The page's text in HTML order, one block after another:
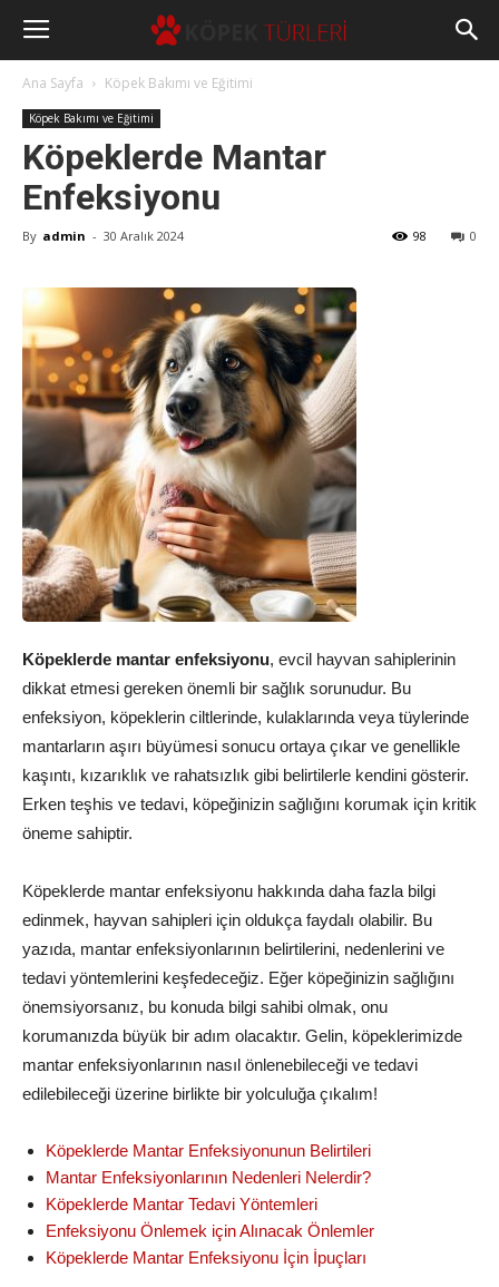
Ana Sayfa Köpek Bakımı ve Eğitimi
Köpek Bakımı ve Eğitimi
Köpeklerde Mantar
Enfeksiyonu
By admin - 30 Aralık 2024 0
98
Köpeklerde mantar enfeksiyonu, evcil hayvan sahiplerinin
dikkat etmesi gereken önemli bir sağlık sorunudur. Bu
enfeksiyon, köpeklerin ciltlerinde, kulaklarında veya tüylerinde
mantarların aşırı büyümesi sonucu ortaya çıkar ve genellikle
kaşıntı, kızarıklık ve rahatsızlık gibi belirtilerle kendini gösterir.
Erken teşhis ve tedavi, köpeğinizin sağlığını korumak için kritik
öneme sahiptir.
Köpeklerde mantar enfeksiyonu hakkında daha fazla bilgi
edinmek, hayvan sahipleri için oldukça faydalı olabilir. Bu
yazıda, mantar enfeksiyonlarının belirtilerini, nedenlerini ve
tedavi yöntemlerini keşfedeceğiz. Eğer köpeğinizin sağlığını
önemsiyorsanız, bu konuda bilgi sahibi olmak, onu
korumanızda büyük bir adım olacaktır. Gelin, köpeklerimizde
mantar enfeksiyonlarının nasıl önlenebileceği ve tedavi
edilebileceği üzerine birlikte bir yolculuğa çıkalım!
Köpeklerde Mantar Enfeksiyonunun Belirtileri
Mantar Enfeksiyonlarının Nedenleri Nelerdir?
Köpeklerde Mantar Tedavi Yöntemleri
Enfeksiyonu Önlemek için Alınacak Önlemler
Köpeklerde Mantar Enfeksiyonu İçin İpuçları